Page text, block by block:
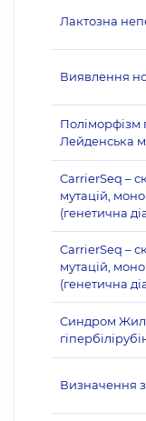
Лактозна
Виявлення
Поліморфізм
Лейденська
CarrierSeq –
мутацій,
(генетична
CarrierSeq –
мутацій,
(генетична
Синдром
Визначення